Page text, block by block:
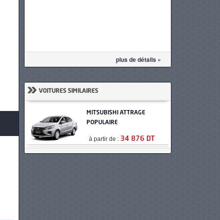
plus de détails »
» VOITURES SIMILAIRES
MITSUBISHI ATTRAGE
POPULAIRE
à partir de : 34 876 DT